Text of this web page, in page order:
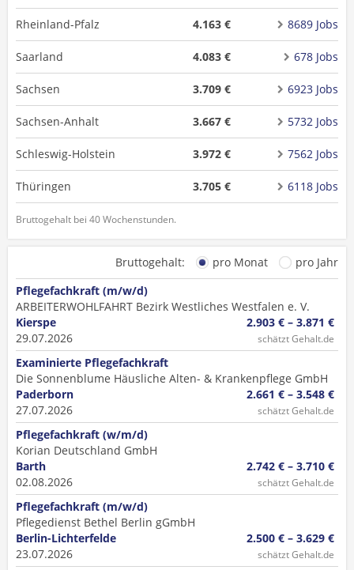
Rheinland-Pfalz 4.163 € 8689 Jobs
Saarland 4.083 € 678 Jobs
Sachsen 3.709 € 6923 Jobs
Sachsen-Anhalt 3.667 € 5732 Jobs
Schleswig-Holstein 3.972 € 7562 Jobs
Thüringen 3.705 € 6118 Jobs
Bruttogehalt bei 40 Wochenstunden.
Bruttogehalt: pro Monat
pro Jahr
Pflegefachkraft (m/w/d)
ARBEITERWOHLFAHRT Bezirk Westliches Westfalen e. V.
Kierspe
29.07.2026
2.903 € – 3.871 €
schätzt Gehalt.de
Examinierte Pflegefachkraft
Die Sonnenblume Häusliche Alten- & Krankenpflege GmbH
Paderborn
27.07.2026
2.661 € – 3.548 €
schätzt Gehalt.de
Pflegefachkraft (w/m/d)
Korian Deutschland GmbH
Barth
02.08.2026
2.742 € – 3.710 €
schätzt Gehalt.de
Pflegefachkraft (m/w/d)
Pflegedienst Bethel Berlin gGmbH
Berlin-Lichterfelde
23.07.2026
2.500 € – 3.629 €
schätzt Gehalt.de